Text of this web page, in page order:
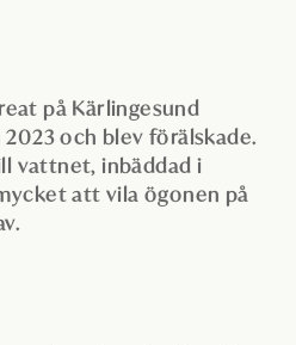
på Kärlingesund
och blev förälskade.
vattnet, inbäddad i
att vila ögonen på